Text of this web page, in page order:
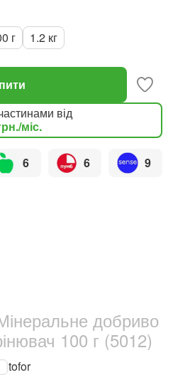
г 1.2 кг
від
/міс.
6 6 9
добриво
100 г (5012)